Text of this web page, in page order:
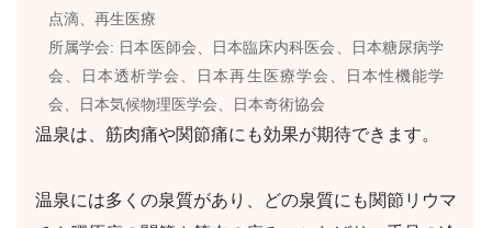
点滴、再生医療
所属学会: 日本医師会、日本臨床内科医会、日本糖尿病学
会、日本透析学会、日本再生医療学会、日本性機能学
会、日本気候物理医学会、日本奇術協会
温泉は、筋肉痛や関節痛にも効果が期待できます。
温泉には多くの泉質があり、どの泉質にも関節リウマ